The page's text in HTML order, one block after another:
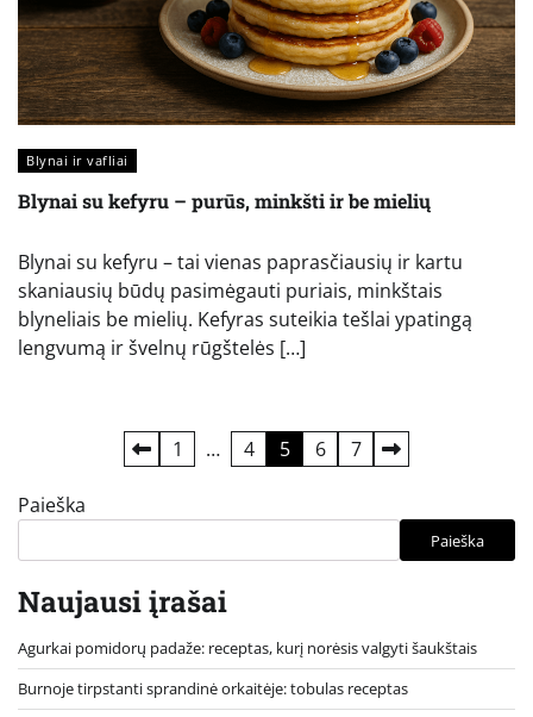
Blynai ir vafliai
Blynai su kefyru – purūs, minkšti ir be mielių
Blynai su kefyru – tai vienas paprasčiausių ir kartu
skaniausių būdų pasimėgauti puriais, minkštais
blyneliais be mielių. Kefyras suteikia tešlai ypatingą
lengvumą ir švelnų rūgštelės […]
puslapiavimas
1 … 4 5 6 7
Paieška
Paieška
Naujausi įrašai
Agurkai pomidorų padaže: receptas, kurį norėsis valgyti šaukštais
Burnoje tirpstanti sprandinė orkaitėje: tobulas receptas